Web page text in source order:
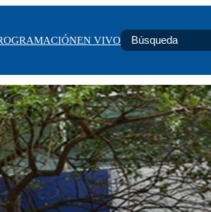
EN VIVO